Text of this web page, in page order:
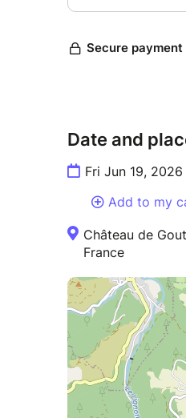
Date and
Fri Jun 19,
Add to my
Château de
France